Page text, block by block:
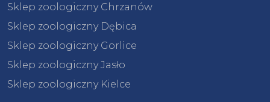
Sklep zoologiczny Chrzanów
Sklep zoologiczny Dębica
Sklep zoologiczny Gorlice
Sklep zoologiczny Jasło
Sklep zoologiczny Kielce